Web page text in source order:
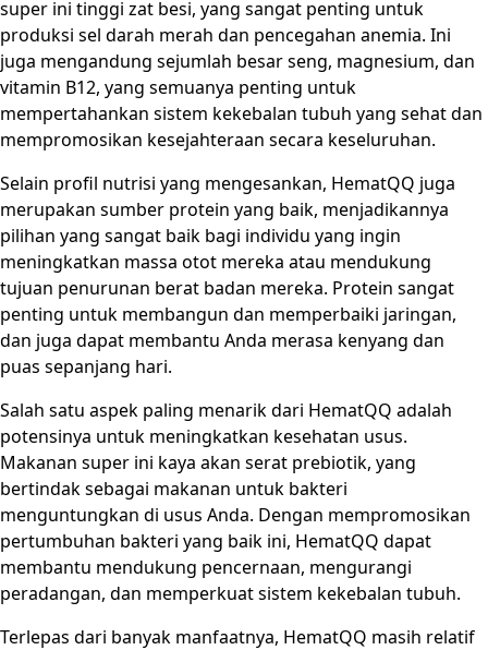
super ini tinggi zat besi, yang sangat penting untuk
produksi sel darah merah dan pencegahan anemia. Ini
juga mengandung sejumlah besar seng, magnesium, dan
vitamin B12, yang semuanya penting untuk
mempertahankan sistem kekebalan tubuh yang sehat dan
mempromosikan kesejahteraan secara keseluruhan.
Selain profil nutrisi yang mengesankan, HematQQ juga
merupakan sumber protein yang baik, menjadikannya
pilihan yang sangat baik bagi individu yang ingin
meningkatkan massa otot mereka atau mendukung
tujuan penurunan berat badan mereka. Protein sangat
penting untuk membangun dan memperbaiki jaringan,
dan juga dapat membantu Anda merasa kenyang dan
puas sepanjang hari.
Salah satu aspek paling menarik dari HematQQ adalah
potensinya untuk meningkatkan kesehatan usus.
Makanan super ini kaya akan serat prebiotik, yang
bertindak sebagai makanan untuk bakteri
menguntungkan di usus Anda. Dengan mempromosikan
pertumbuhan bakteri yang baik ini, HematQQ dapat
membantu mendukung pencernaan, mengurangi
peradangan, dan memperkuat sistem kekebalan tubuh.
Terlepas dari banyak manfaatnya, HematQQ masih relatif